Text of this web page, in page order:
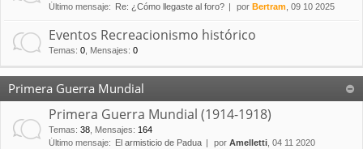
Último mensaje:
Re: ¿Cómo llegaste al foro? por Bertram , 09 10 2025
Eventos Recreacionismo histórico
Temas: 0 Mensajes: 0
Primera Guerra Mundial
Primera Guerra Mundial (1914-1918)
Temas: 38 Mensajes: 164
Último mensaje:
El armisticio de Padua por Amelletti , 04 11 2020